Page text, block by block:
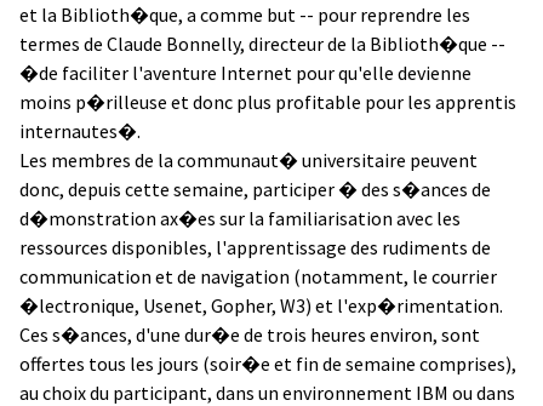
et la Biblioth�que, a comme but -- pour reprendre les
termes de Claude Bonnelly, directeur de la Biblioth�que --
�de faciliter l'aventure Internet pour qu'elle devienne
moins p�rilleuse et donc plus profitable pour les apprentis
internautes�.
Les membres de la communaut� universitaire peuvent
donc, depuis cette semaine, participer � des s�ances de
d�monstration ax�es sur la familiarisation avec les
ressources disponibles, l'apprentissage des rudiments de
communication et de navigation (notamment, le courrier
�lectronique, Usenet, Gopher, W3) et l'exp�rimentation.
Ces s�ances, d'une dur�e de trois heures environ, sont
offertes tous les jours (soir�e et fin de semaine comprises),
au choix du participant, dans un environnement IBM ou dans